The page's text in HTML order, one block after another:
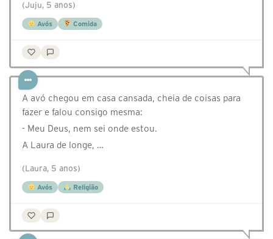
(Juju, 5 anos)
Avós Comida
A avó chegou em casa cansada, cheia de coisas para
fazer e falou consigo mesma:
- Meu Deus, nem sei onde estou.
A Laura de longe, …
(Laura, 5 anos)
Avós Religião